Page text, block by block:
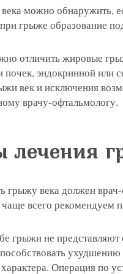
можно обнаружить,
грыже образование
отличить жировые
почек, эндокринной или
век и исключения
врачу-офтальмологу.
лечения
грыжу века должен
всего рекомендуем
грыжи не
Операция по
вы даете
с